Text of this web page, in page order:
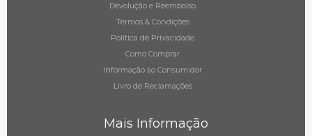
Devolução e Reembolso
Termos & Condições
Política de Privacidade
Como Comprar
Informação ao Consumidor
Livro de Reclamações
Mais Informação